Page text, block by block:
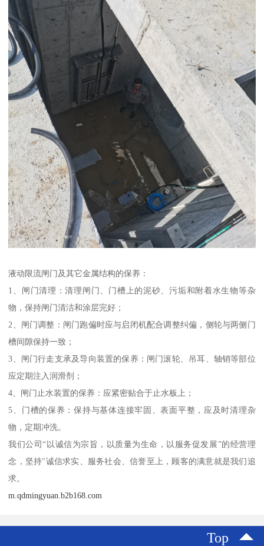
液动限流闸门及其它金属结构的保养：
1、闸门清理：清理闸门、门槽上的泥砂、污垢和附着水生物等杂
物，保持闸门清洁和涂层完好；
2、闸门调整：闸门跑偏时应与启闭机配合调整纠偏，侧轮与两侧门
槽间隙保持一致；
3、闸门行走支承及导向装置的保养：闸门滚轮、吊耳、轴销等部位
应定期注入润滑剂；
4、闸门止水装置的保养：应紧密贴合于止水板上；
5、门槽的保养：保持与基体连接牢固、表面平整，应及时清理杂
物，定期冲洗。
我们公司“以诚信为宗旨，以质量为生命，以服务促发展”的经营理
念，坚持"诚信求实、服务社会、信誉至上，顾客的满意就是我们追
求。
m.qdmingyuan.b2b168.com
Top